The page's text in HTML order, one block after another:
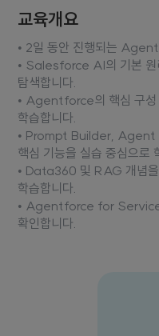
교육개요
• 2일 동안 진행되는
• Salesforce AI의 기본 원
탐색합니다.
• Agentforce의 핵심 구
학습합니다.
• Prompt Builder,
핵심 기능을 실습 중심으로
• Data360 및 RAG 개념
학습합니다.
• Agentforce for Service
확인합니다.